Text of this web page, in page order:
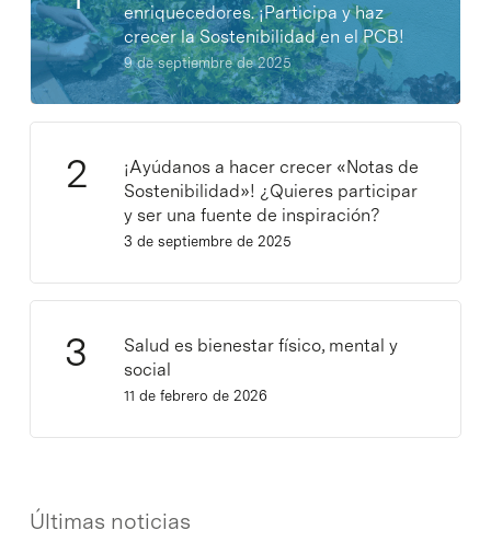
enriquecedores. ¡Participa y haz
crecer la Sostenibilidad en el PCB!
9 de septiembre de 2025
¡Ayúdanos a hacer crecer «Notas de
Sostenibilidad»! ¿Quieres participar
y ser una fuente de inspiración?
3 de septiembre de 2025
Salud es bienestar físico, mental y
social
11 de febrero de 2026
Últimas noticias